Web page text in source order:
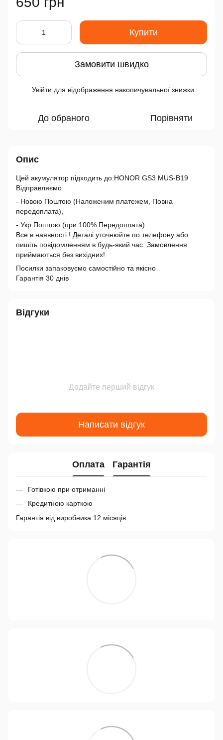
Купити
Замовити швидко
Увійти для відображення накопичувальної знижки
До обраного Порівняти
Опис
Цей акумулятор підходить до:HONOR GS3 MUS-B19
Відправляємо:
- Новою Поштою (Наложеним платежем, Повна
передоплата),
- Укр Поштою (при 100% Передоплата)
Все в наявності ! Деталі уточнюйте по телефону або
пишіть повідомленням в будь-який час. Замовлення
приймаються без вихідних!
Посилки запаковуємо самостійно та якісно
Гарантія 30 днів
Відгуки
Додайте перший відгук
Написати відгук
Оплата Гарантія
Готівкою при отриманні
Кредитною карткою
Гарантія від виробника 12 місяців.